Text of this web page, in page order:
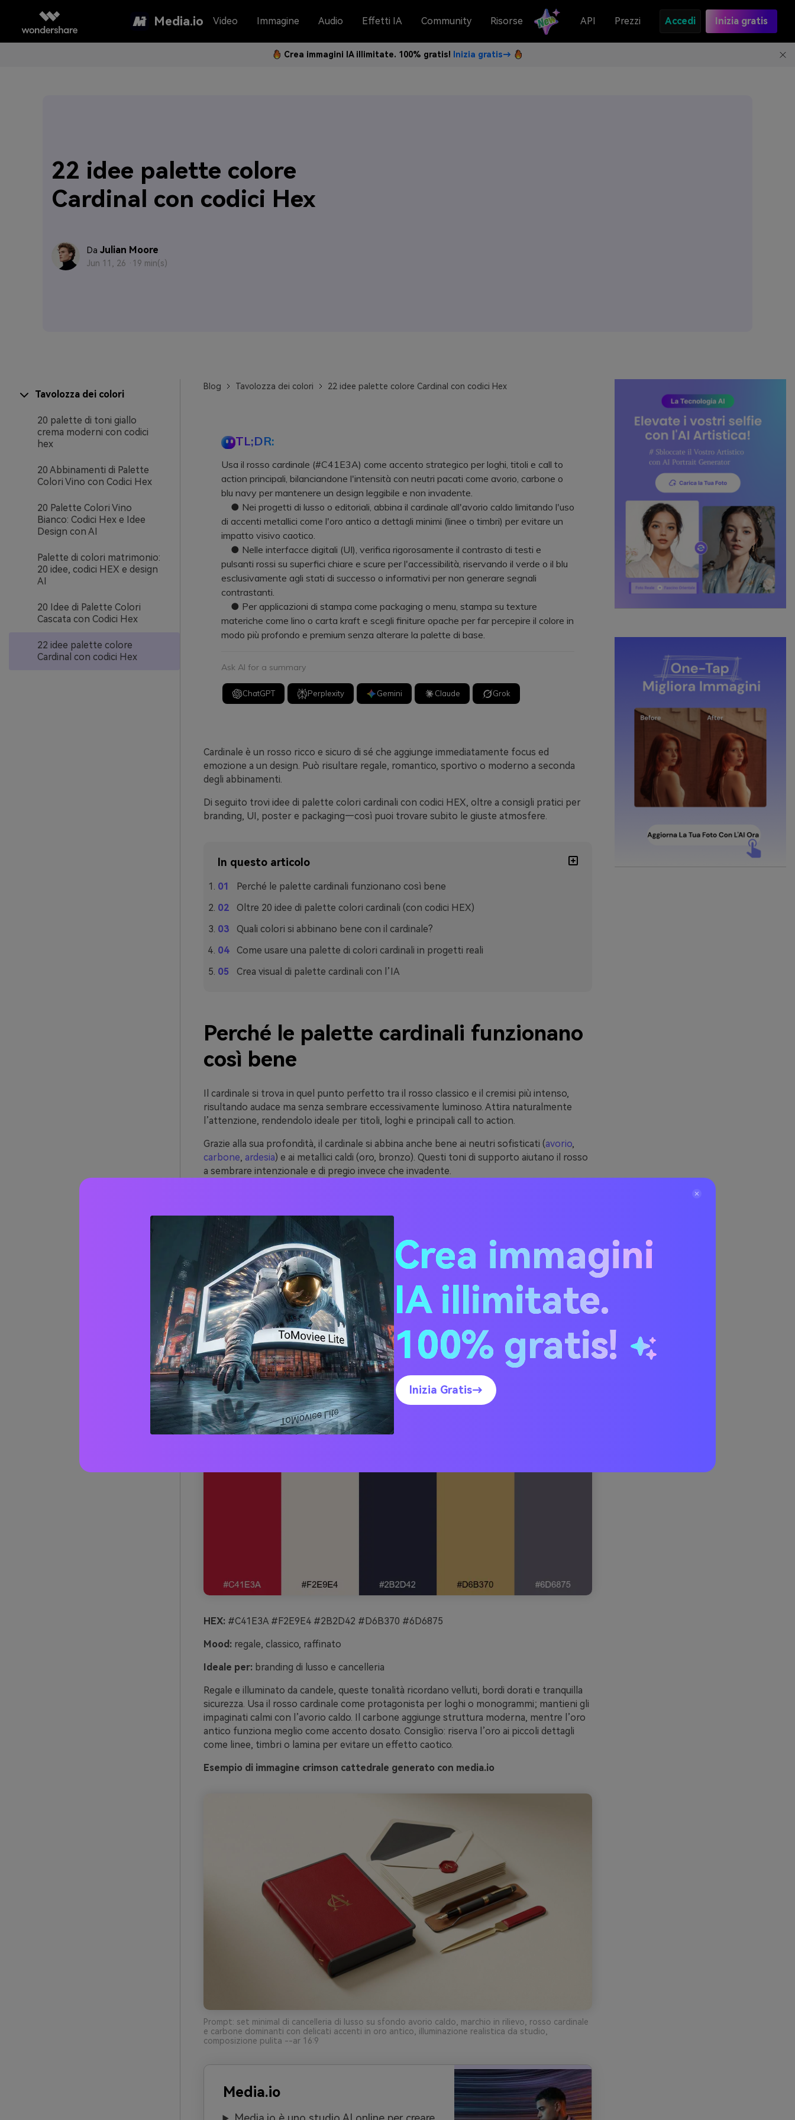
Media.io Video Immagine Audio Effetti IA Community Risorse API Prezzi Accedi Inizia gratis
Crea immagini IA illimitate. 100% gratis! Inizia gratis→
22 idee palette colore
Cardinal con codici Hex
Da Julian Moore
Jun 11, 26 · 19 min(s)
Tavolozza dei colori
20 palette di toni giallo
crema moderni con codici
hex
20 Abbinamenti di Palette
Colori Vino con Codici Hex
20 Palette Colori Vino
Bianco: Codici Hex e Idee
Design con AI
Palette di colori matrimonio:
20 idee, codici HEX e design
AI
20 Idee di Palette Colori
Cascata con Codici Hex
22 idee palette colore
Cardinal con codici Hex
Blog Tavolozza dei colori 22 idee palette colore Cardinal con codici Hex
TL;DR:
Usa il rosso cardinale (#C41E3A) come accento strategico per loghi, titoli e call to
action principali, bilanciandone l'intensità con neutri pacati come avorio, carbone o
blu navy per mantenere un design leggibile e non invadente.
● Nei progetti di lusso o editoriali, abbina il cardinale all'avorio caldo limitando l'uso
di accenti metallici come l'oro antico a dettagli minimi (linee o timbri) per evitare un
impatto visivo caotico.
● Nelle interfacce digitali (UI), verifica rigorosamente il contrasto di testi e
pulsanti rossi su superfici chiare e scure per l'accessibilità, riservando il verde o il blu
esclusivamente agli stati di successo o informativi per non generare segnali
contrastanti.
● Per applicazioni di stampa come packaging o menu, stampa su texture
materiche come lino o carta kraft e scegli finiture opache per far percepire il colore in
modo più profondo e premium senza alterare la palette di base.
Ask AI for a summary
ChatGPT Perplexity Gemini Claude Grok
Cardinale è un rosso ricco e sicuro di sé che aggiunge immediatamente focus ed
emozione a un design. Può risultare regale, romantico, sportivo o moderno a seconda
degli abbinamenti.
Di seguito trovi idee di palette colori cardinali con codici HEX, oltre a consigli pratici per
branding, UI, poster e packaging—così puoi trovare subito le giuste atmosfere.
In questo articolo
Perché le palette cardinali funzionano così bene
Oltre 20 idee di palette colori cardinali (con codici HEX)
Quali colori si abbinano bene con il cardinale?
Come usare una palette di colori cardinali in progetti reali
Crea visual di palette cardinali con l’IA
Perché le palette cardinali funzionano
così bene
Il cardinale si trova in quel punto perfetto tra il rosso classico e il cremisi più intenso,
risultando audace ma senza sembrare eccessivamente luminoso. Attira naturalmente
l’attenzione, rendendolo ideale per titoli, loghi e principali call to action.
Grazie alla sua profondità, il cardinale si abbina anche bene ai neutri sofisticati (avorio,
carbone, ardesia) e ai metallici caldi (oro, bronzo). Questi toni di supporto aiutano il rosso
a sembrare intenzionale e di pregio invece che invadente.
controllo del contrasto, resta potente e accessibile.
Oltre 20 idee di palette colori
cardinali (con codici HEX)
1) Crimson Cattedrale
HEX:#C41E3A #F2E9E4 #2B2D42 #D6B370 #6D6875
Mood:regale, classico, raffinato
Ideale per:branding di lusso e cancelleria
Regale e illuminato da candele, queste tonalità ricordano velluti, bordi dorati e tranquilla
sicurezza. Usa il rosso cardinale come protagonista per loghi o monogrammi; mantieni gli
impaginati calmi con l’avorio caldo. Il carbone aggiunge struttura moderna, mentre l’oro
antico funziona meglio come accento dosato. Consiglio: riserva l’oro ai piccoli dettagli
come linee, timbri o lamina per evitare un effetto caotico.
Esempio di immagine crimson cattedrale generato con media.io
Prompt: set minimal di cancelleria di lusso su sfondo avorio caldo, marchio in rilievo, rosso cardinale
e carbone dominanti con delicati accenti in oro antico, illuminazione realistica da studio,
composizione pulita --ar 16:9
Media.io
Crea immagini
IA illimitate.
100% gratis!
Inizia Gratis→